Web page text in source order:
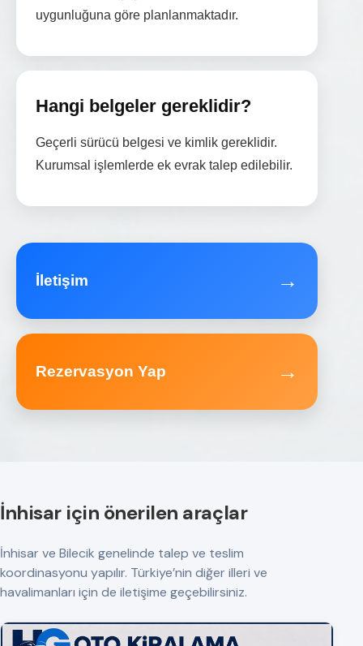
uygunluğuna göre planlanmaktadır.
Hangi belgeler gereklidir?
Geçerli sürücü belgesi ve kimlik gereklidir.
Kurumsal işlemlerde ek evrak talep edilebilir.
İletişim →
Rezervasyon Yap →
İnhisar için önerilen araçlar
İnhisar ve Bilecik genelinde talep ve teslim
koordinasyonu yapılır. Türkiye’nin diğer illeri ve
havalimanları için de iletişime geçebilirsiniz.